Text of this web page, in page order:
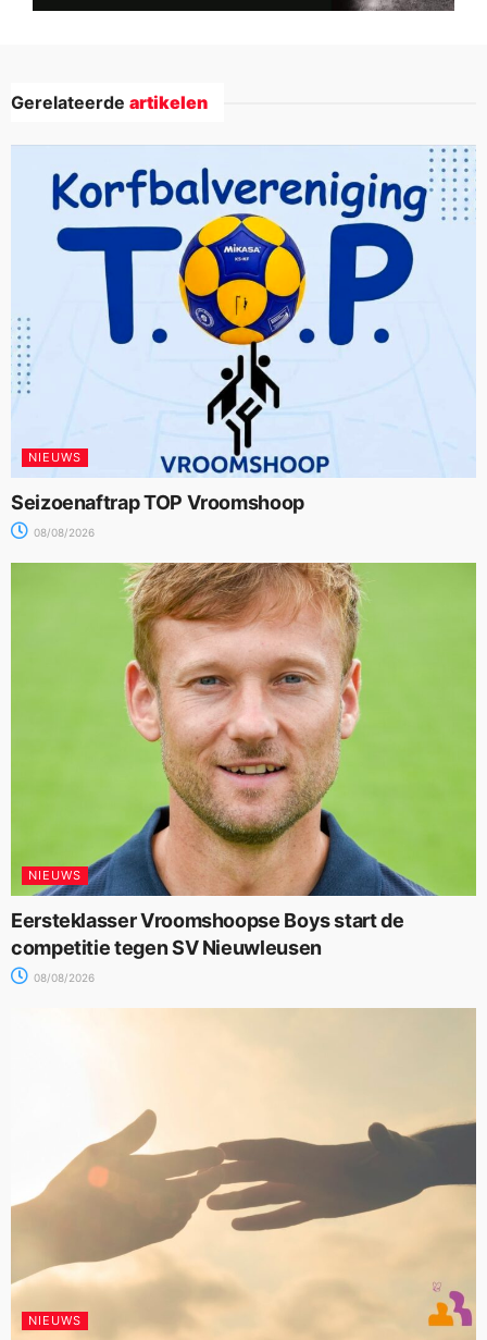
Gerelateerde artikelen
NIEUWS
Seizoenaftrap TOP Vroomshoop
08/08/2026
NIEUWS
Eersteklasser Vroomshoopse Boys start de
competitie tegen SV Nieuwleusen
08/08/2026
NIEUWS